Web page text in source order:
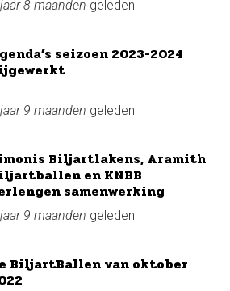
8 maanden geleden
seizoen 2023-2024
9 maanden geleden
Biljartlakens, Aramith
en KNBB
samenwerking
9 maanden geleden
BiljartBallen van oktober